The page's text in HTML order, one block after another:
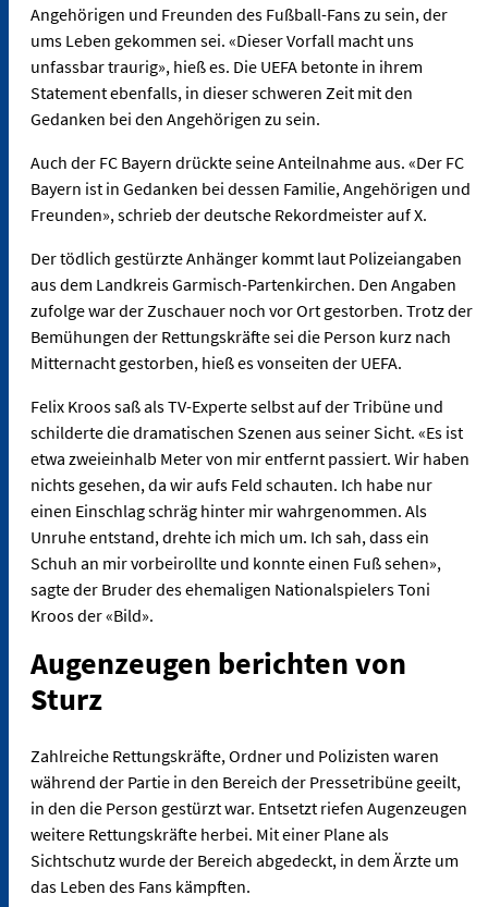
Angehörigen und Freunden des Fußball-Fans zu sein, der
ums Leben gekommen sei. «Dieser Vorfall macht uns
unfassbar traurig», hieß es. Die UEFA betonte in ihrem
Statement ebenfalls, in dieser schweren Zeit mit den
Gedanken bei den Angehörigen zu sein.
Auch der FC Bayern drückte seine Anteilnahme aus. «Der FC
Bayern ist in Gedanken bei dessen Familie, Angehörigen und
Freunden», schrieb der deutsche Rekordmeister auf X.
Der tödlich gestürzte Anhänger kommt laut Polizeiangaben
aus dem Landkreis Garmisch-Partenkirchen. Den Angaben
zufolge war der Zuschauer noch vor Ort gestorben. Trotz der
Bemühungen der Rettungskräfte sei die Person kurz nach
Mitternacht gestorben, hieß es vonseiten der UEFA.
Felix Kroos saß als TV-Experte selbst auf der Tribüne und
schilderte die dramatischen Szenen aus seiner Sicht. «Es ist
etwa zweieinhalb Meter von mir entfernt passiert. Wir haben
nichts gesehen, da wir aufs Feld schauten. Ich habe nur
einen Einschlag schräg hinter mir wahrgenommen. Als
Unruhe entstand, drehte ich mich um. Ich sah, dass ein
Schuh an mir vorbeirollte und konnte einen Fuß sehen»,
sagte der Bruder des ehemaligen Nationalspielers Toni
Kroos der «Bild».
Augenzeugen berichten von
Sturz
Zahlreiche Rettungskräfte, Ordner und Polizisten waren
während der Partie in den Bereich der Pressetribüne geeilt,
in den die Person gestürzt war. Entsetzt riefen Augenzeugen
weitere Rettungskräfte herbei. Mit einer Plane als
Sichtschutz wurde der Bereich abgedeckt, in dem Ärzte um
das Leben des Fans kämpften.